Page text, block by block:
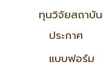
ทุนวิจัยสถาบั
ประกาศ
แบบฟอร์ม